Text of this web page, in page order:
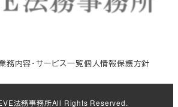
務内容・サービス一覧個人情報保護方針
法務事務所All Rights Reserved.